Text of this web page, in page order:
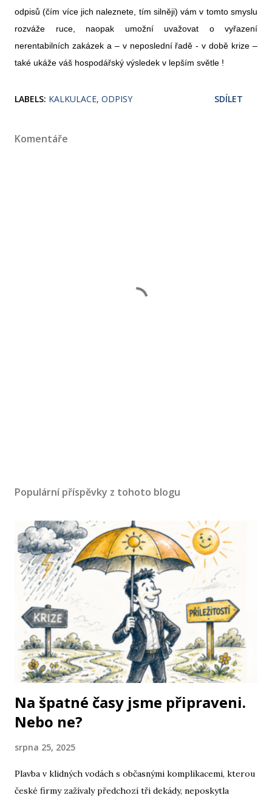
odpisů (čím více jich naleznete, tím silněji) vám v tomto smyslu
rozváže ruce, naopak umožní uvažovat o vyřazení
nerentabilních zakázek a – v neposlední řadě - v době krize –
také ukáže váš hospodářský výsledek v lepším světle !
LABELS: KALKULACE ODPISY SDÍLET
Komentáře
Populární příspěvky z tohoto blogu
Na špatné časy jsme připraveni.
Nebo ne?
srpna 25, 2025
Plavba v klidných vodách s občasnými komplikacemi, kterou
české firmy zažívaly předchozí tři dekády, neposkytla